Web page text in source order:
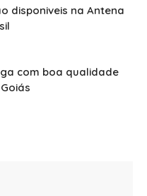
disponiveis na Antena
com boa qualidade